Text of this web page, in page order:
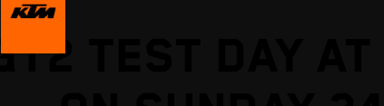
GT2 TEST DAY AT